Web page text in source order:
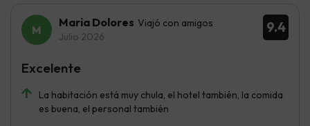
9.4
Maria Dolores Viajó con amigos
Julio 2026
La habitación está muy chula, el hotel también, la comida
es buena, el personal también
Excelente